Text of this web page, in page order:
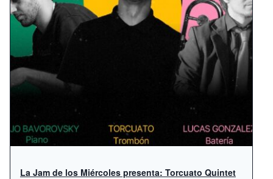
La Jam de los Miércoles presenta: Torcuato Quintet